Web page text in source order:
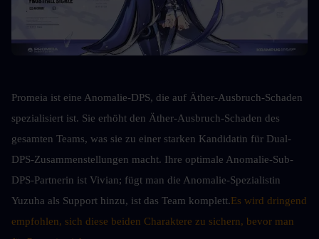
Promeia ist eine Anomalie-DPS, die auf Äther-Ausbruch-Schaden
spezialisiert ist. Sie erhöht den Äther-Ausbruch-Schaden des
gesamten Teams, was sie zu einer starken Kandidatin für Dual-
DPS-Zusammenstellungen macht. Ihre optimale Anomalie-Sub-
DPS-Partnerin ist Vivian; fügt man die Anomalie-Spezialistin
Yuzuha als Support hinzu, ist das Team komplett.Es wird dringend
empfohlen, sich diese beiden Charaktere zu sichern, bevor man